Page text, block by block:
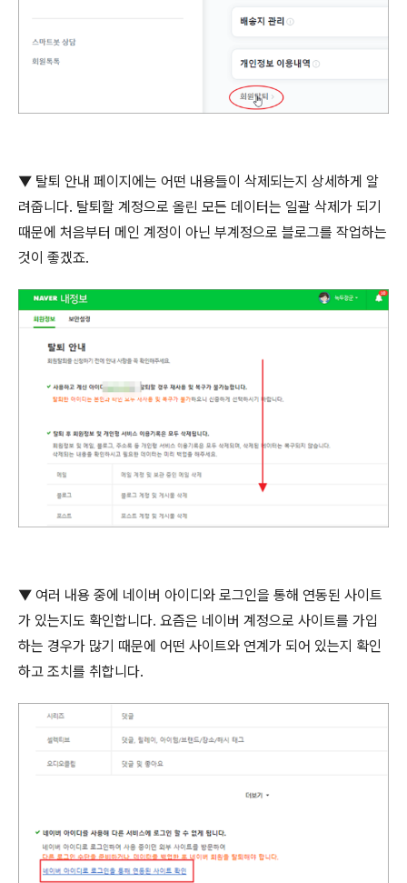
▼ 탈퇴 안내 페이지에는 어떤 내용들이 삭제되는지 상세하게 알
려줍니다. 탈퇴할 계정으로 올린 모든 데이터는 일괄 삭제가 되기
때문에 처음부터 메인 계정이 아닌 부계정으로 블로그를 작업하는
것이 좋겠죠.
▼ 여러 내용 중에 네이버 아이디와 로그인을 통해 연동된 사이트
가 있는지도 확인합니다. 요즘은 네이버 계정으로 사이트를 가입
하는 경우가 많기 때문에 어떤 사이트와 연계가 되어 있는지 확인
하고 조치를 취합니다.